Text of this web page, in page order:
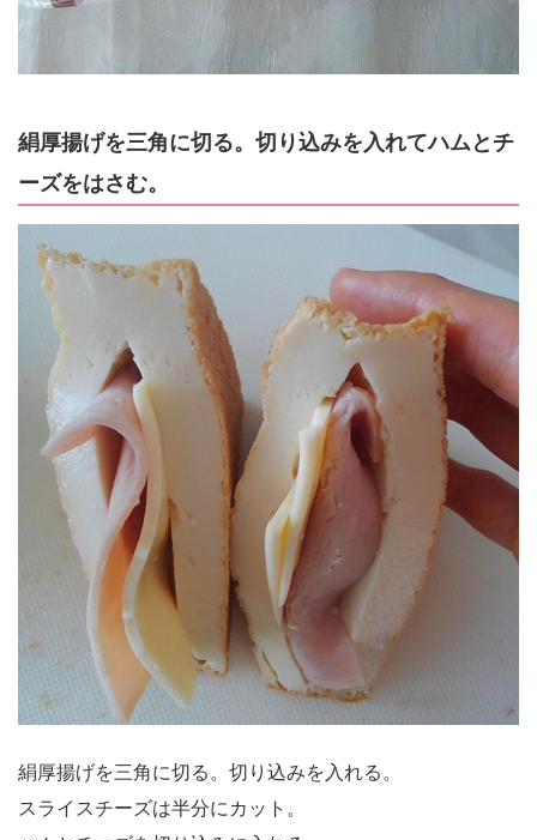
絹厚揚げを三角に切る。切り込みを入れてハムとチ
ーズをはさむ。
絹厚揚げを三角に切る。切り込みを入れる。
スライスチーズは半分にカット。